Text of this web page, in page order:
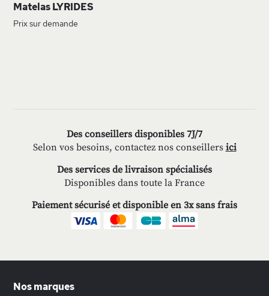
Matelas LYRIDES
Prix sur demande
Des conseillers disponibles 7J/7
Selon vos besoins, contactez nos conseillers ici
Des services de livraison spécialisés
Disponibles dans toute la France
Paiement sécurisé et disponible en 3x sans frais
Nos marques